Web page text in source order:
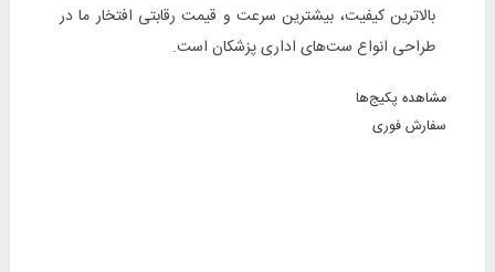
بالاترین کیفیت، بیشترین سرعت و قیمت رقابتی افتخار ما در
طراحی انواع ست‌های اداری پزشکان است.
مشاهده پکیج‌ها
سفارش فوری